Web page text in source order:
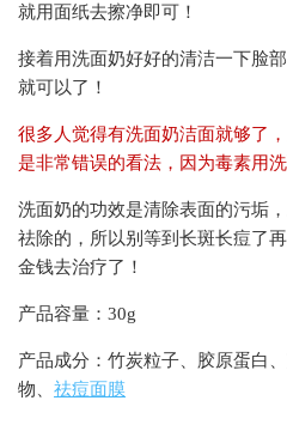
就用面纸去擦净即可！
接着用洗面奶好好的清洁一下脸
就可以了！
很多人觉得有洗面奶洁面就够了
是非常错误的看法，因为毒素用
洗面奶的功效是清除表面的污垢
祛除的，所以别等到长斑长痘了
金钱去治疗了！
产品容量：30g
产品成分：竹炭粒子、胶原蛋白
物、 祛痘面膜